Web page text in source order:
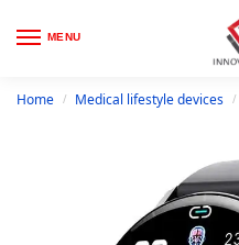
MENU
Home / Medical lifestyle devices /